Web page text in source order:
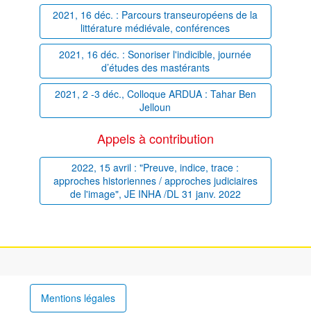
2021, 16 déc. : Parcours transeuropéens de la
littérature médiévale, conférences
2021, 16 déc. : Sonoriser l'indicible, journée
d’études des mastérants
2021, 2 -3 déc., Colloque ARDUA : Tahar Ben
Jelloun
Appels à contribution
2022, 15 avril : "Preuve, indice, trace :
approches historiennes / approches judiciaires
de l'image", JE INHA /DL 31 janv. 2022
Mentions légales